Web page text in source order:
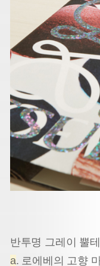
반투명 그레이 뿔
a. 로에베의 고향